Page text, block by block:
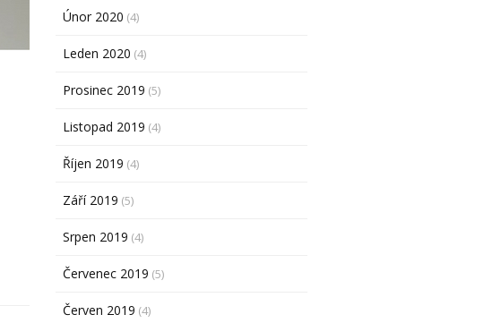
Únor 2020 (4)
Leden 2020 (4)
Prosinec 2019 (5)
Listopad 2019 (4)
Říjen 2019 (4)
Září 2019 (5)
Srpen 2019 (4)
Červenec 2019 (5)
Červen 2019 (4)